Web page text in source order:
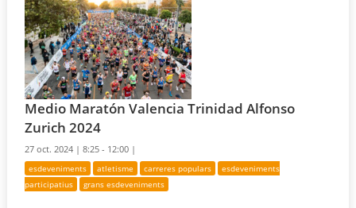
Medio Maratón Valencia Trinidad Alfonso
Zurich 2024
27 oct. 2024 |8:25 - 12:00 |
esdeveniments atletisme carreres populars
esdeveniments
participatius
grans esdeveniments